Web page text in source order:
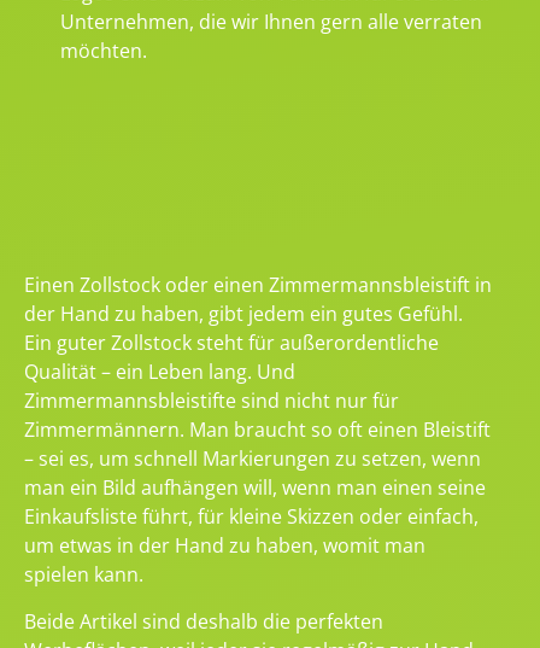
Unternehmen, die wir Ihnen gern alle verraten
möchten.
Einen Zollstock oder einen Zimmermannsbleistift in
der Hand zu haben, gibt jedem ein gutes Gefühl.
Ein guter Zollstock steht für außerordentliche
Qualität – ein Leben lang. Und
Zimmermannsbleistifte sind nicht nur für
Zimmermännern. Man braucht so oft einen Bleistift
– sei es, um schnell Markierungen zu setzen, wenn
man ein Bild aufhängen will, wenn man einen seine
Einkaufsliste führt, für kleine Skizzen oder einfach,
um etwas in der Hand zu haben, womit man
spielen kann.
Beide Artikel sind deshalb die perfekten